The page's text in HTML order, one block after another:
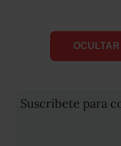
Suscribete para